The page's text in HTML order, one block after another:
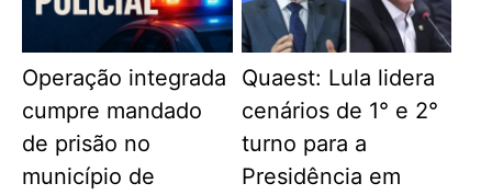
Operação integrada
cumpre mandado
de prisão no
município de
Quaest: Lula lidera
cenários de 1° e 2°
turno para a
Presidência em